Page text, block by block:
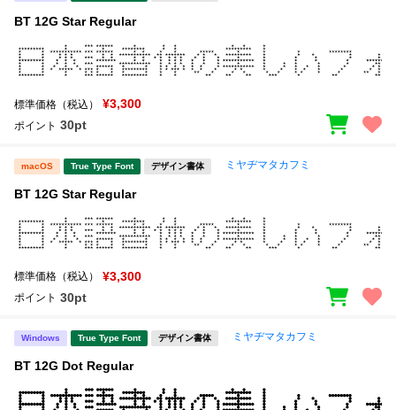
BT 12G Star Regular
標準価格（税込） ¥3,300
ポイント 30pt
macOS True Type Font デザイン書体 ミヤヂマタカフミ
BT 12G Star Regular
標準価格（税込） ¥3,300
ポイント 30pt
Windows True Type Font デザイン書体 ミヤヂマタカフミ
BT 12G Dot Regular